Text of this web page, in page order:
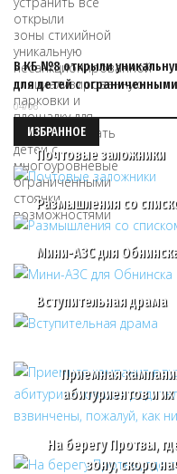
В КБ №8 открыли
для детей с
04/06
ИЗБРАННОЕ
Почтовые заложники
Размышления со
Мини-АЗС для
Вступительная драма
Приемная
абитуриентов и
На берегу Протвы,
зону, скоро